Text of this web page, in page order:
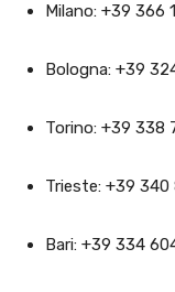
Milano: +39 366
Bologna: +39
Torino: +39 338
Trieste: +39 340
Bari: +39 334